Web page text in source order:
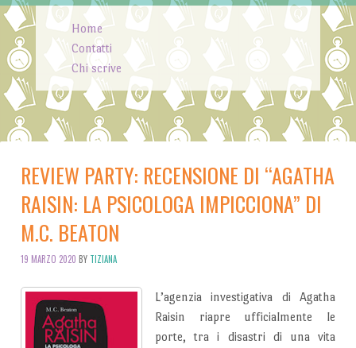
Skip to content
Home
Contatti
Chi scrive
REVIEW PARTY: RECENSIONE DI “AGATHA
RAISIN: LA PSICOLOGA IMPICCIONA” DI
M.C. BEATON
19 MARZO 2020 BY TIZIANA
L’agenzia investigativa di Agatha
Raisin riapre ufficialmente le
porte, tra i disastri di una vita